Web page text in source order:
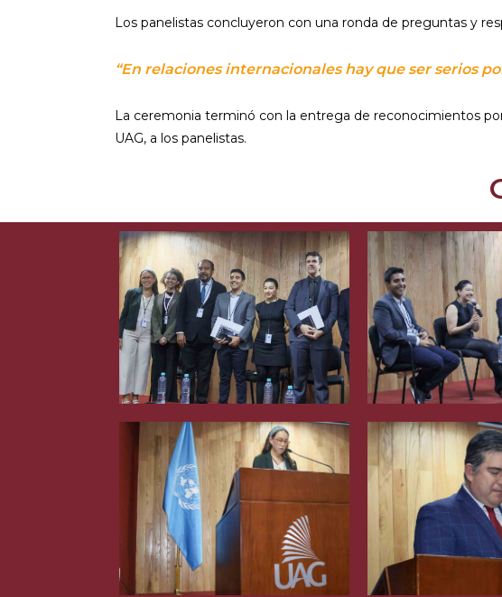
Los panelistas concluyeron con una ronda de preguntas y
“En relaciones internacionales hay que ser serios
La ceremonia terminó con la entrega de reconocimientos
UAG, a los panelistas.